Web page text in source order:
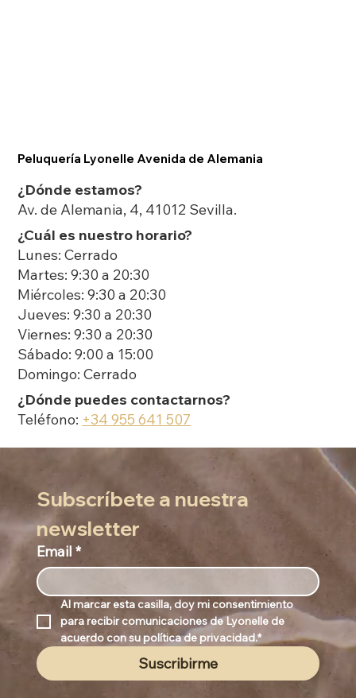
¿Dónde estamos?
Av. de Alemania, 4, 41012 Sevilla.
¿Cuál es nuestro horario?
Lunes: Cerrado
Martes: 9:30 a 20:30
Miércoles: 9:30 a 20:30
Jueves: 9:30 a 20:30
Viernes: 9:30 a 20:30
Sábado: 9:00 a 15:00
Domingo: Cerrado
¿Dónde puedes contactarnos?
Teléfono: +34 955 641 507
Peluquería Lyonelle Avenida de Alemania
Subscríbete a nuestra
newsletter
Email *
Al marcar esta casilla, doy mi consentimiento
para recibir comunicaciones de Lyonelle de
acuerdo con su política de privacidad.*
Suscribirme